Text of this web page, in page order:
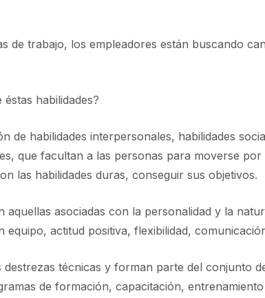
de trabajo, los empleadores están buscando
habilidades?
de habilidades interpersonales, habilidades
que facultan a las personas para moverse
las habilidades duras, conseguir sus objetivos.
aquellas asociadas con la personalidad y la
equipo, actitud positiva, flexibilidad,
destrezas técnicas y forman parte del conjunto
de formación, capacitación,